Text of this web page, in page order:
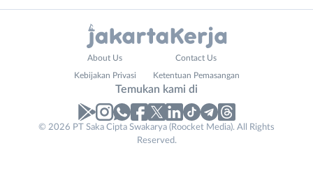
No. Telp /
About Us Contact Us
Kebijakan Privasi Ketentuan Pemasangan
Temukan kami di
© 2026 PT Saka Cipta Swakarya (Roocket Media). All Rights
Reserved.